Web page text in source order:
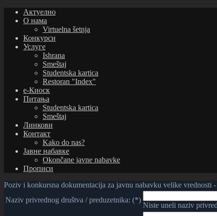
Актуелно
О нама
Virtuelna šetnja
Конкурси
Услуге
Ishrana
Smeštaj
Studentska kartica
Restoran "Index"
е-Киоск
Питања
Studentska kartica
Smeštaj
Линкови
Контакт
Kako do nas?
Јавне набавке
Okončane javne nabavke
Прописи
Poziv i konkursna dokumentacija za javnu nabavku velike
Naziv privrednog društva / preduzetnika: (*)
Niste uneli naziv